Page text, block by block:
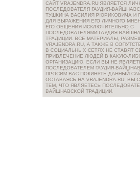
САЙТ VRAJENDRA.RU ЯВЛЯЕТСЯ
ПОСЛЕДОВАТЕЛЯ ГАУДИЯ-
ТУШКИНА ВАСИЛИЯ РЮРИКОВИЧА И
ДЛЯ ВЫРАЖЕНИЯ ЕГО ЛИЧНОГО
ЕГО ОБЩЕНИЯ ИСКЛЮЧИТЕЛЬНО С
ПОСЛЕДОВАТЕЛЯМИ ГАУДИЯ-
ТРАДИЦИИ. ВСЕ МАТЕРИАЛЫ,
VRAJENDRA.RU, А ТАКЖЕ В
В СОЦИАЛЬНЫХ СЕТЯХ НЕ СТАВЯТ
ПРИВЛЕЧЕНИЕ ЛЮДЕЙ В КАКУЮ-
ОРГАНИЗАЦИЮ. ЕСЛИ ВЫ НЕ
ПОСЛЕДОВАТЕЛЕМ ГАУДИЯ-
ПРОСИМ ВАС ПОКИНУТЬ ДАННЫЙ
ОСТАВАЯСЬ НА VRAJENDRA.RU, ВЫ
ТЕМ, ЧТО ЯВЛЯЕТЕСЬ
ВАЙШНАВСКОЙ ТРАДИЦИИ.